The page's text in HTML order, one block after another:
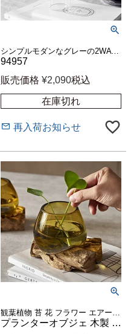
シンプルモダンなグレーの2WAY花瓶
94957
販売価格 ¥2,090税込
在庫切れ
再入荷お知らせ
観葉植物 苔 花 フラワー エアープランツ 苔テラリウム 苔リウム コケリウム カフェ レストラン 店舗 ガラス容器 ガラスボウル クリア アンバー 小物入れ 什器 飾り ギフト プレゼント
プランターオブジェ 木製 ウッド ガラス 流木 オブジェ 約 W 15cm D 10cm H 15cm プランター デコレーション 水槽 水鉢 ボウル ディスプレイ アート 収納 ナチュラル テラリウム 容器 グリーン 園芸 観賞用 おしゃれ 北欧 リゾート 雑貨 インテリア アジアン [14054]